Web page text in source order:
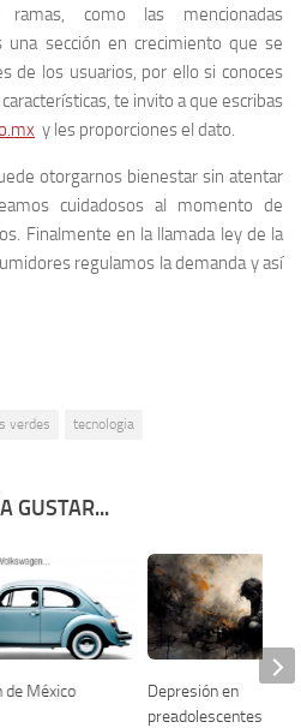
como las mencionadas
sección en crecimiento que se
de los usuarios, por ello si conoces
te invito a que escribas
y les proporciones el dato.
otorgarnos bienestar sin atentar
cuidadosos al momento de
Finalmente en la llamada ley de la
regulamos la demanda y así
verdes tecnologia
GUSTAR...
de México
Depresión en
preadolescentes: